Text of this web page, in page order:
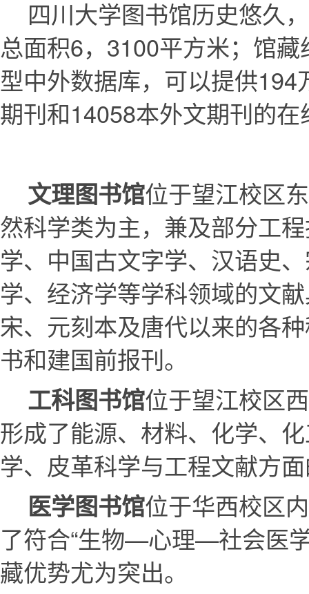
四川大学图书馆历史悠久
总面积6，3100平方米；馆
型中外数据库，可以提供
期刊和14058本外文期刊的
文理图书馆位于望江校区
然科学类为主，兼及部分工
学、中国古文字学、汉语史
学、经济学等学科领域的文
宋、元刻本及唐代以来的各
书和建国前报刊。
工科图书馆位于望江校区
形成了能源、材料、化学、
学、皮革科学与工程文献方
医学图书馆位于华西校区
了符合“生物—心理—社会医
藏优势尤为突出。